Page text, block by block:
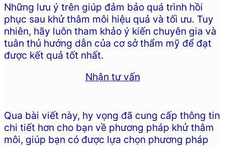
Những lưu ý trên giúp đảm bảo quá trình hồi
phục sau khử thâm môi hiệu quả và tối ưu. Tuy
nhiên, hãy luôn tham khảo ý kiến chuyên gia và
tuân thủ hướng dẫn của cơ sở thẩm mỹ để đạt
được kết quả tốt nhất.
Nhận tư vấn
Qua bài viết này, hy vọng đã cung cấp thông tin
chi tiết hơn cho bạn về phương pháp khử thâm
môi, giúp bạn có được lựa chọn phương pháp